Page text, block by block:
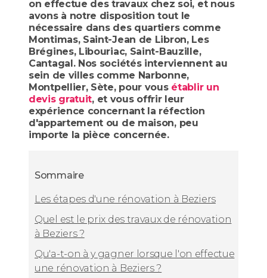
on effectue des travaux chez soi, et nous
avons à notre disposition tout le
nécessaire dans des quartiers comme
Montimas, Saint-Jean de Libron, Les
Brégines, Libouriac, Saint-Bauzille,
Cantagal. Nos sociétés interviennent au
sein de villes comme Narbonne,
Montpellier, Sète, pour vous établir un
devis gratuit, et vous offrir leur
expérience concernant la réfection
d'appartement ou de maison, peu
importe la pièce concernée.
Sommaire
Les étapes d'une rénovation à Beziers
Quel est le prix des travaux de rénovation
à Beziers ?
Qu'a-t-on à y gagner lorsque l'on effectue
une rénovation à Beziers ?